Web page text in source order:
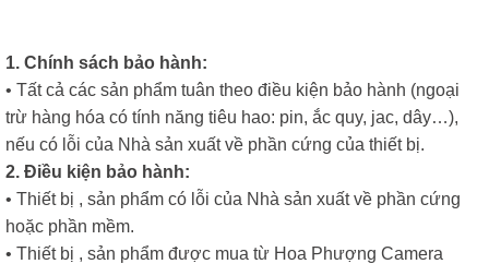
1. Chính sách bảo hành:
• Tất cả các sản phẩm tuân theo điều kiện bảo hành (ngoại
trừ hàng hóa có tính năng tiêu hao: pin, ắc quy, jac, dây…),
nếu có lỗi của Nhà sản xuất về phần cứng của thiết bị.
2. Điều kiện bảo hành:
• Thiết bị , sản phẩm có lỗi của Nhà sản xuất về phần cứng
hoặc phần mềm.
• Thiết bị , sản phẩm được mua từ Hoa Phượng Camera